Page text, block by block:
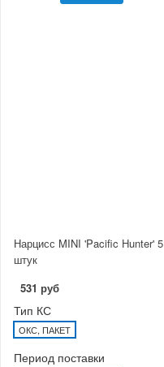
Нарцисс MINI 'Pacific Hunter' 5
штук
531 руб
Тип КС
ОКС, ПАКЕТ
Период поставки